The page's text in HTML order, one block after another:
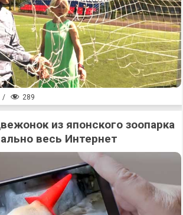
/ 289
из японского зоопарка
весь Интернет